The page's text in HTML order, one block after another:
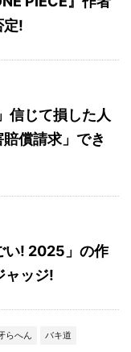
定!
信じて損した人
償請求」でき
い! 2025」の作
ャッジ!
らへん バキ道